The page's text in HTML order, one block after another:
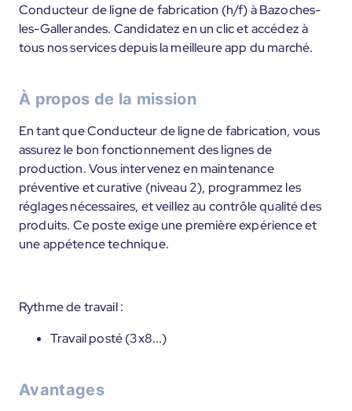
Conducteur de ligne de fabrication (h/f) à Bazoches-
les-Gallerandes. Candidatez en un clic et accédez à
tous nos services depuis la meilleure app du marché.
À propos de la mission
En tant que Conducteur de ligne de fabrication, vous
assurez le bon fonctionnement des lignes de
production. Vous intervenez en maintenance
préventive et curative (niveau 2), programmez les
réglages nécessaires, et veillez au contrôle qualité des
produits. Ce poste exige une première expérience et
une appétence technique.
Rythme de travail :
Travail posté (3x8...)
Avantages